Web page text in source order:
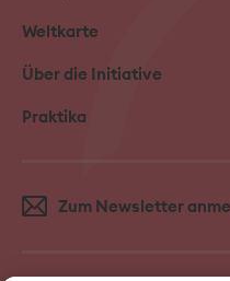
Weltkarte
Über die Initiative
Praktika
Zum Newsletter